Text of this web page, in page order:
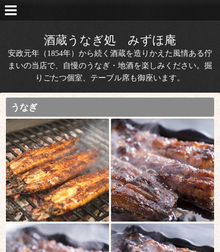
酒蔵うなぎ処 みずほ庵
安政元年（1854年）から続く酒蔵を造りかえた風情ある佇
まいの当店で、自慢のうなぎ・地酒を楽しみください。掘
りごたつ個室、テーブル席も御座います。
うなぎ